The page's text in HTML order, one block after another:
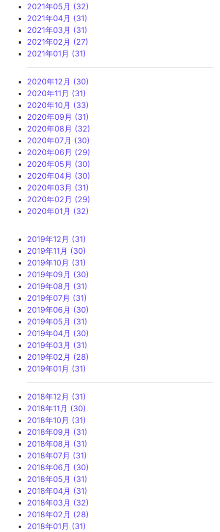
2021年05月 (32)
2021年04月 (31)
2021年03月 (31)
2021年02月 (27)
2021年01月 (31)
2020年12月 (30)
2020年11月 (31)
2020年10月 (33)
2020年09月 (31)
2020年08月 (32)
2020年07月 (30)
2020年06月 (29)
2020年05月 (30)
2020年04月 (30)
2020年03月 (31)
2020年02月 (29)
2020年01月 (32)
2019年12月 (31)
2019年11月 (30)
2019年10月 (31)
2019年09月 (30)
2019年08月 (31)
2019年07月 (31)
2019年06月 (30)
2019年05月 (31)
2019年04月 (30)
2019年03月 (31)
2019年02月 (28)
2019年01月 (31)
2018年12月 (31)
2018年11月 (30)
2018年10月 (31)
2018年09月 (31)
2018年08月 (31)
2018年07月 (31)
2018年06月 (30)
2018年05月 (31)
2018年04月 (31)
2018年03月 (32)
2018年02月 (28)
2018年01月 (31)